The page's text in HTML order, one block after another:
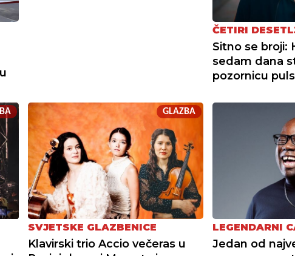
ČETIRI
Sitno se broji:
sedam dana
pozornicu
GLAZBA
SVJETSKE GLAZBENICE
Klavirski trio Accio večeras u
LEGENDARNI
Jedan od